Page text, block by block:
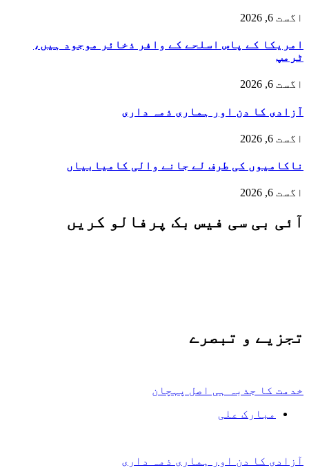
اگست 6, 2026
امریکا کے پاس اسلحے کے وافر ذخائر موجود ہیں،
ٹرمپ
اگست 6, 2026
آزادی کا دن اور ہماری ذمہ داری
اگست 6, 2026
ناکامیوں کی طرف لے جانے والی کامیابیاں
اگست 6, 2026
آئی بی سی فیس بک پرفالو کریں
تجزیے و تبصرے
خدمت کا جذبہ ہی اصل پہچان
مبارک علی
آزادی کا دن اور ہماری ذمہ داری